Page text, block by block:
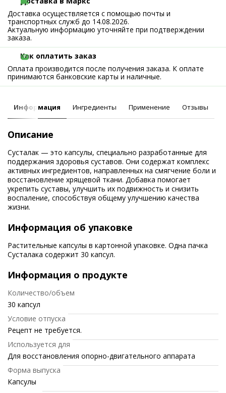
Доставка осуществляется с помощью почты и
транспортных служб до 14.08.2026.
Актуальную информацию уточняйте при подтверждении
заказа.
Как оплатить заказ
Оплата производится после получения заказа. К оплате
принимаются банковские карты и наличные.
Информация Ингредиенты Применение Отзывы
Описание
Сусталак — это капсулы, специально разработанные для
поддержания здоровья суставов. Они содержат комплекс
активных ингредиентов, направленных на смягчение боли и
восстановление хрящевой ткани. Добавка помогает
укрепить суставы, улучшить их подвижность и снизить
воспаление, способствуя общему улучшению качества
жизни.
Информация об упаковке
Растительные капсулы в картонной упаковке. Одна пачка
Сусталака содержит 30 капсул.
Информация о продукте
Количество/объем
30 капсул
Условие отпуска
Рецепт не требуется.
Используется для
Для восстановления опорно-двигательного аппарата
Форма выпуска
Капсулы